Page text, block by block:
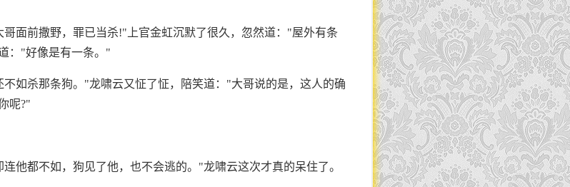
面前撒野，罪已当杀!"上官金虹沉默了很久，忽然道："屋外有条
："好像是有一条。"
不如杀那条狗。"龙啸云又怔了怔，陪笑道："大哥说的是，这人的确
呢?"
连他都不如，狗见了他，也不会逃的。"龙啸云这次才真的呆住了。